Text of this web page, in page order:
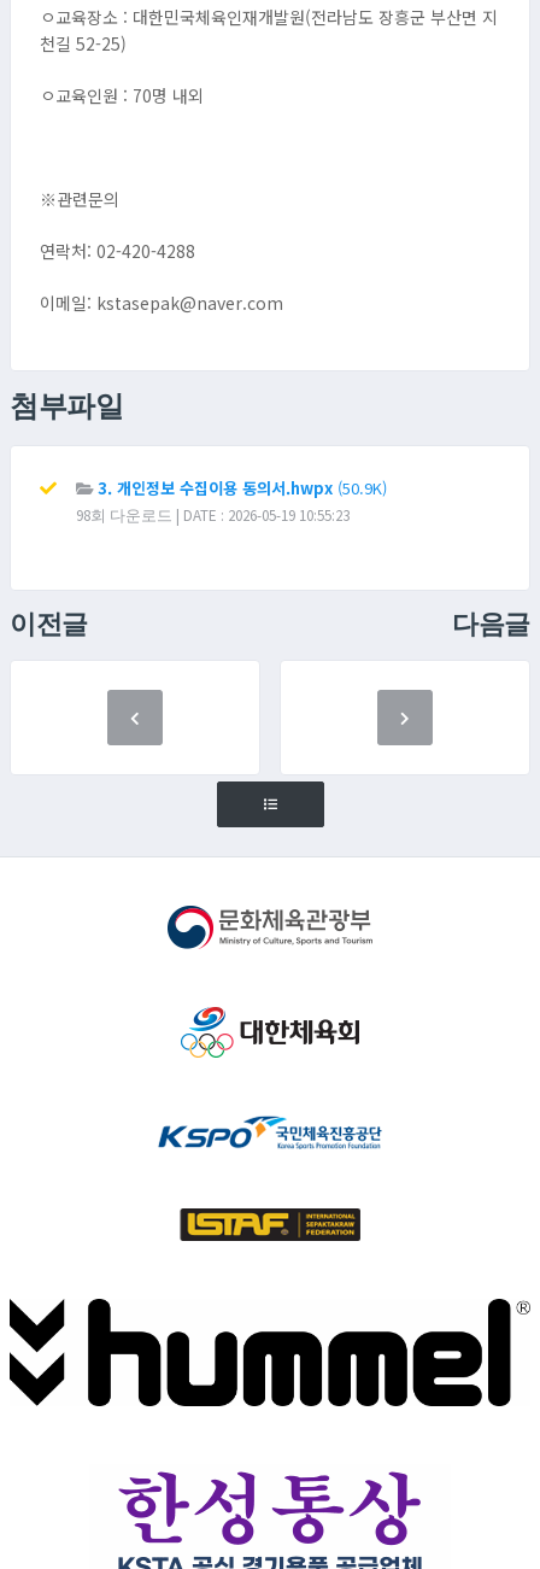
ㅇ교육장소 : 대한민국체육인재개발원(전라남도 장흥군 부산면 지
천길 52-25)
ㅇ교육인원 : 70명 내외
※관련문의
연락처: 02-420-4288
이메일: kstasepak@naver.com
첨부파일
3. 개인정보 수집이용 동의서.hwpx (50.9K)
98회 다운로드 | DATE : 2026-05-19 10:55:23
이전글 다음글